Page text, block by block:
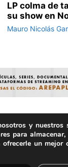
LP colma de
su show en
Mauro Nicolás
2021-2025 -
los derechos
y nuestros
para
un mejor